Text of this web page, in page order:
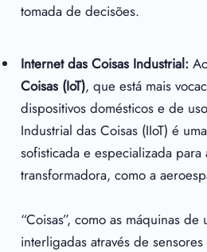
tomada de decisões.
Internet das Coisas Industrial:
Coisas (IoT), que está mais
dispositivos domésticos e de
Industrial das Coisas (IIoT) é
sofisticada e especializada para
transformadora, como a
“Coisas”, como as máquinas
interligadas através de